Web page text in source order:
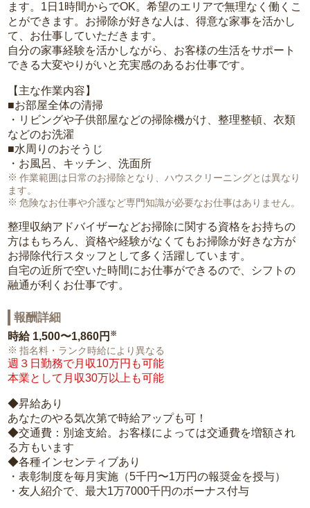
ます。1日1時間からでOK。希望のエリアで無理なく働くこ
とができます。お掃除が好きな人は、得意な家事を活かし
て、お仕事していただきます。
自分の家事経験を活かしながら、お客様の生活をサポート
できる大変やりがいと充実感のあるお仕事です。
【主な作業内容】
■お部屋全体の清掃
・リビングや子供部屋などの掃除機がけ、整理整頓、衣類
などのお洗濯
■水周りのおそうじ
・お風呂、キッチン、洗面所
作業範囲は日常のお掃除となり、ハウスクリーニングとは異なり
ます。
危険なお仕事や介護など専門知識が必要なお仕事はありません。
整理収納アドバイザーなどお掃除に関する資格をお持ちの
方はもちろん、資格や経験がなくてもお掃除が好きな方が
お掃除代行スタッフとして多く活躍しています。
自宅の近所で空いた時間にお仕事ができるので、シフトの
融通が利くお仕事です。
報酬詳細
時給 1,500〜1,860円 ※
指名料・ランク時給により異なる
週３日勤務で月収10万円も可能
本業として月収30万以上も可能
◆昇給あり
あなたのやる気次第で時給アップも可！
◆交通費：別途支給。お客様によっては交通費を増額され
る方もいます
◆各種インセンティブあり
・表彰制度を毎月実施（5千円〜1万円の報奨金を授与）
・友人紹介で、最大1万7000千円のボーナス付与